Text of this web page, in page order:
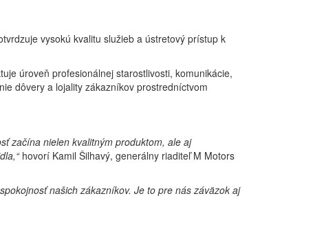
vysokú kvalitu služieb a ústretový prístup k
úroveň profesionálnej starostlivosti, komunikácie,
dôvery a lojality zákazníkov prostredníctvom
začína nielen kvalitným produktom, ale aj
hovorí Kamil Šilhavý, generálny riaditeľ M Motors
našich zákazníkov. Je to pre nás záväzok aj